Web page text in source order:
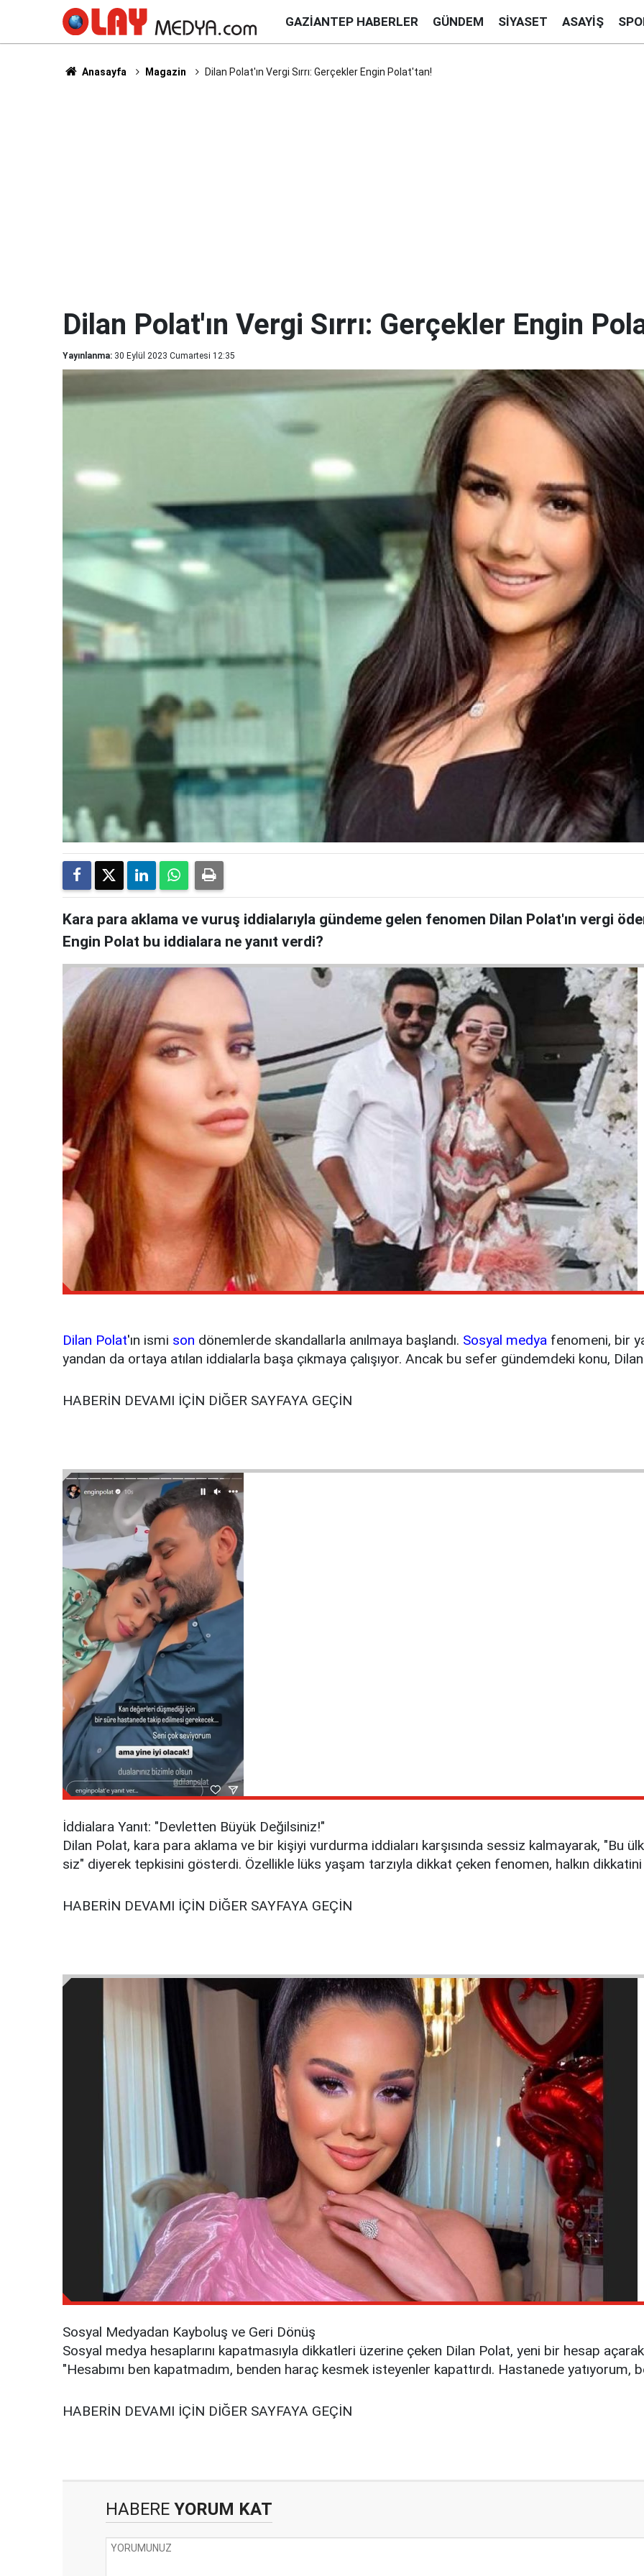
GAZIANTEP HABERLER GÜNDEM SIYASET ASAYIŞ
Anasayfa Magazin Dilan Polat'ın Vergi Sırrı: Gerçekler Engin Polat'tan!
Dilan Polat'ın Vergi Sırrı: Gerçekler Engin
Yayınlanma: 30 Eylül 2023 Cumartesi 12:35
Kara para aklama ve vuruş iddialarıyla gündeme gelen fenomen Dilan Polat'ın vergi
Engin Polat bu iddialara ne yanıt verdi?
Dilan Polat'ın ismi son dönemlerde skandallarla anılmaya başlandı. Sosyal medya fenomeni, bir
yandan da ortaya atılan iddialarla başa çıkmaya çalışıyor. Ancak bu sefer gündemdeki konu,
HABERİN DEVAMI İÇİN DİĞER SAYFAYA GEÇİN
İddialara Yanıt: "Devletten Büyük Değilsiniz!"
Dilan Polat, kara para aklama ve bir kişiyi vurdurma iddiaları karşısında sessiz kalmayarak, "Bu
siz" diyerek tepkisini gösterdi. Özellikle lüks yaşam tarzıyla dikkat çeken fenomen, halkın
HABERİN DEVAMI İÇİN DİĞER SAYFAYA GEÇİN
Sosyal Medyadan Kayboluş ve Geri Dönüş
Sosyal medya hesaplarını kapatmasıyla dikkatleri üzerine çeken Dilan Polat, yeni bir hesap
"Hesabımı ben kapatmadım, benden haraç kesmek isteyenler kapattırdı. Hastanede yatıyorum,
HABERİN DEVAMI İÇİN DİĞER SAYFAYA GEÇİN
HABERE YORUM KAT